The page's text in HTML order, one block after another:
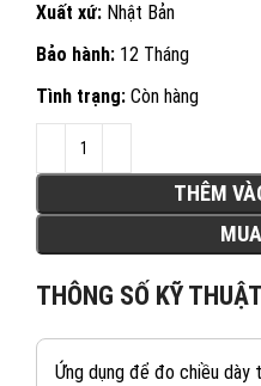
Xuất xứ: Nhật Bản
Bảo hành: 12 Tháng
Tình trạng: Còn hàng
THÊM
THÔNG SỐ KỸ THUẬT
Ứng dụng để đo chiều dày